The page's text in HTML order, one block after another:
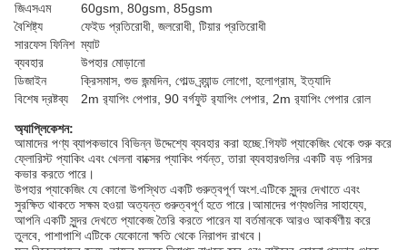
জিএসএম
60gsm, 80gsm, 85gsm
বৈশিষ্ট্য
ফেইড প্রতিরোধী, জলরোধী, টিয়ার প্রতিরোধী
সারফেস ফিনিশ ম্যাট
ব্যবহার
উপহার মোড়ানো
ডিজাইন
ক্রিসমাস, শুভ জন্মদিন, গোল্ড ব্র্যান্ড লোগো, হলোগ্রাম, ইত্যাদি
বিশেষ দ্রষ্টব্য
2m র‌্যাপিং পেপার, 90 বর্গফুট র‌্যাপিং পেপার, 2m র‌্যাপিং পেপার রোল
অ্যাপ্লিকেশন:
আমাদের পণ্য ব্যাপকভাবে বিভিন্ন উদ্দেশ্যে ব্যবহার করা হচ্ছে.গিফট প্যাকেজিং থেকে শুরু করে
ফ্লোরিস্ট প্যাকিং এবং খেলনা বাক্সের প্যাকিং পর্যন্ত, তারা ব্যবহারগুলির একটি বড় পরিসর
কভার করতে পারে।
উপহার প্যাকেজিং যে কোনো উপস্থিত একটি গুরুত্বপূর্ণ অংশ.এটিকে সুন্দর দেখাতে এবং
সুরক্ষিত থাকতে সক্ষম হওয়া অত্যন্ত গুরুত্বপূর্ণ হতে পারে।আমাদের পণ্যগুলির সাহায্যে,
আপনি একটি সুন্দর দেখতে প্যাকেজ তৈরি করতে পারেন যা বর্তমানকে আরও আকর্ষণীয় করে
তুলবে, পাশাপাশি এটিকে যেকোনো ক্ষতি থেকে নিরাপদ রাখবে।